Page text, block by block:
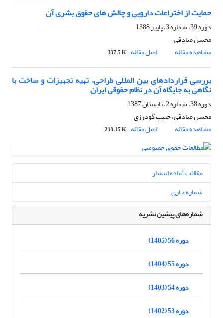
حمایت از اختراعات دارویی و چالش های حقوق بشری آن
دوره 39، شماره 3، پاییز 1388
محسن صادقی
مشاهده مقاله
اصل مقاله 337.5 K
بررسی قراردادهای بین المللی طراحی، تهیه تجهیزات و ساخت با
نگاهی به جایگاه آن در نظام حقوقی ایران
دوره 38، شماره 2، تابستان 1387
محسن صادقی، حبیب گودرزی
مشاهده مقاله
اصل مقاله 218.15 K
مقالات آماده انتشار
شماره جاری
شماره‌های پیشین نشریه
دوره 56 (1405)
دوره 55 (1404)
دوره 54 (1403)
دوره 53 (1402)